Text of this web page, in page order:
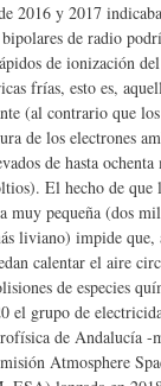
2016 y 2017
de radio
de ionización
frías, esto es,
(al contrario que
de los electrones
de hasta
El hecho de que
muy pequeña (dos
liviano) impide que,
calentar el aire
de especies
el grupo de
de Andalucía -
Atmosphere